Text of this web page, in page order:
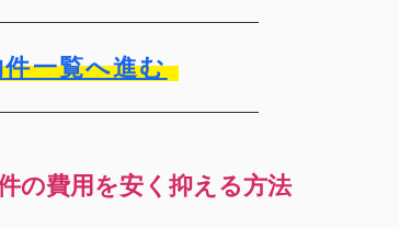
一覧へ進む
の費用を安く抑える方法